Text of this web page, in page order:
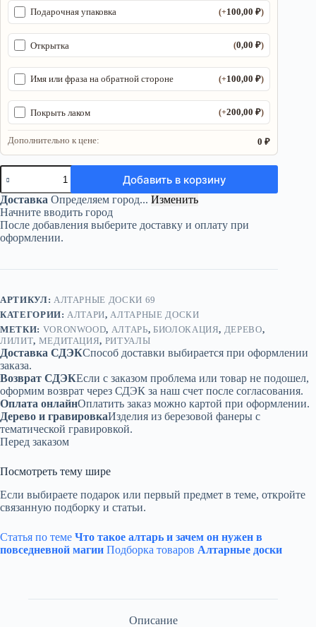
Подарочная упаковка (+100,00₽)
Открытка (0,00₽)
Имя или фраза на обратной стороне (+100,00₽)
Покрыть лаком (+200,00₽)
Дополнительно к цене: 0 ₽
Количество
товара
Алтарь
«Лилит»
—
Путь
в
Добавить в корзину
Доставка Определяем город... Изменить
Начните вводить город
После добавления выберите доставку и оплату при
оформлении.
АРТИКУЛ: АЛТАРНЫЕ ДОСКИ 69
КАТЕГОРИИ:АЛТАРИ,АЛТАРНЫЕ ДОСКИ
МЕТКИ: VORONWOOD, АЛТАРЬ, БИОЛОКАЦИЯ, ДЕРЕВО,
ЛИЛИТ, МЕДИТАЦИЯ, РИТУАЛЫ
Доставка СДЭКСпособ доставки выбирается при оформлении
заказа.
Возврат СДЭКЕсли с заказом проблема или товар не подошел,
оформим возврат через СДЭК за наш счет после согласования.
Оплата онлайнОплатить заказ можно картой при оформлении.
Дерево и гравировкаИзделия из березовой фанеры с
тематической гравировкой.
Перед заказом
Посмотреть тему шире
Если выбираете подарок или первый предмет в теме, откройте
связанную подборку и статьи.
Статья по теме Что такое алтарь и зачем он нужен в
повседневной магии Подборка товаров Алтарные доски
Описание